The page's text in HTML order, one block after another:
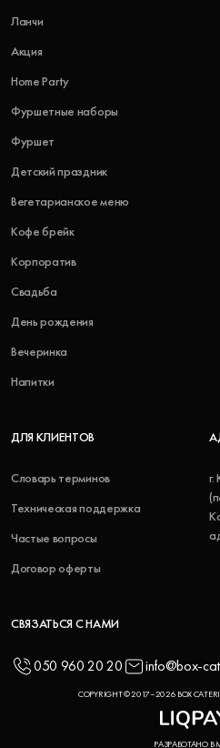
Ланчи
Акция
Home Party
Фуршетные наборы
Фуршет
Детский праздник
Вегетарианское меню
Кофе брейк
Корпоратив
Свадьба
День рождения
Вечеринка
Напитки
ДЛЯ КЛИЕНТОВ
Словарь терминов
Техническая поддержка
Частые вопросы
Договор оферты
СВЯЗАТЬСЯ С НАМИ
050 960 20 20 info@box-
COPYRIGHT © 2017–2026 BOX
РАЗРАБОТАНО В